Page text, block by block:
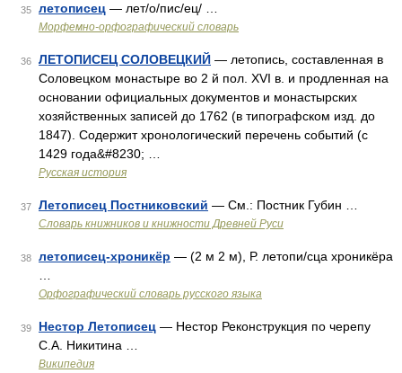
35 летописец — лет/о/пис/ец/ …
Морфемно-орфографический словарь
36 ЛЕТОПИСЕЦ СОЛОВЕЦКИЙ — летопись, составленная в
Соловецком монастыре во 2 й пол. XVI в. и продленная на
основании официальных документов и монастырских
хозяйственных записей до 1762 (в типографском изд. до
1847). Содержит хронологический перечень событий (с
1429 года&#8230; …
Русская история
37 Летописец Постниковский — См.: Постник Губин …
Словарь книжников и книжности Древней Руси
38 летописец-хроникёр — (2 м 2 м), Р. летопи/сца хроникёра
Орфографический словарь русского языка
39 Нестор Летописец — Нестор Реконструкция по черепу
С.А. Никитина …
Википедия